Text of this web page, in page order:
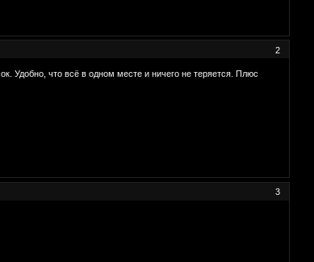
2
Удобно, что всё в одном месте и ничего не теряется. Плюс
3